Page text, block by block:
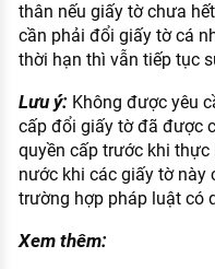
thân nếu giấy tờ chưa
cần phải đổi giấy tờ cá
thời hạn thì vẫn tiếp tục
Lưu ý: Không được yêu
cấp đổi giấy tờ đã được
quyền cấp trước khi
nước khi các giấy tờ này
trường hợp pháp luật có
Xem thêm: